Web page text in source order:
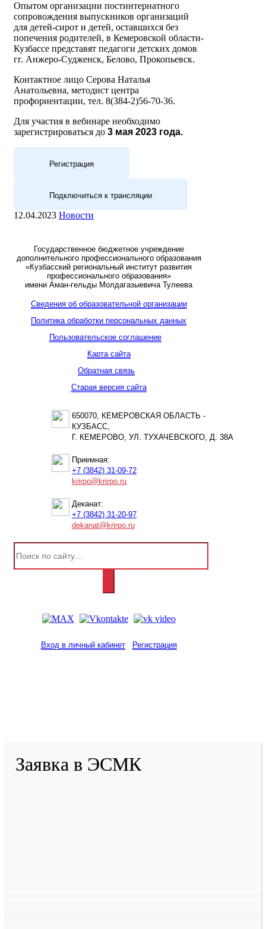
Опытом организации постинтернатного
сопровождения выпускников организаций
для детей-сирот и детей, оставшихся без
попечения родителей, в Кемеровской области-
Кузбассе представят педагоги детских домов
гг. Анжеро-Судженск, Белово, Прокопьевск.
Контактное лицо Серова Наталья
Анатольевна, методист центра
профориентации, тел. 8(384-2)56-70-36.
Для участия в вебинаре необходимо
зарегистрироваться до 3 мая 2023 года.
Регистрация
Подключиться к трансляции
12.04.2023 Новости
Государственное бюджетное учреждение
дополнительного профессионального образования
«Кузбасский региональный институт развития
профессионального образования»
имени Аман-гельды Молдагазыевича Тулеева
Сведения об образовательной организации
Политика обработки персональных данных
Пользовательское соглашение
Карта сайта
Обратная связь
Старая версия сайта
650070, КЕМЕРОВСКАЯ ОБЛАСТЬ -
КУЗБАСС,
Г. КЕМЕРОВО, УЛ. ТУХАЧЕВСКОГО, Д. 38А
Приемная:
+7 (3842) 31-09-72
krirpo@krirpo.ru
Деканат:
+7 (3842) 31-20-97
dekanat@krirpo.ru
Вход в личный кабинет Регистрация
Заявка в ЭСМК